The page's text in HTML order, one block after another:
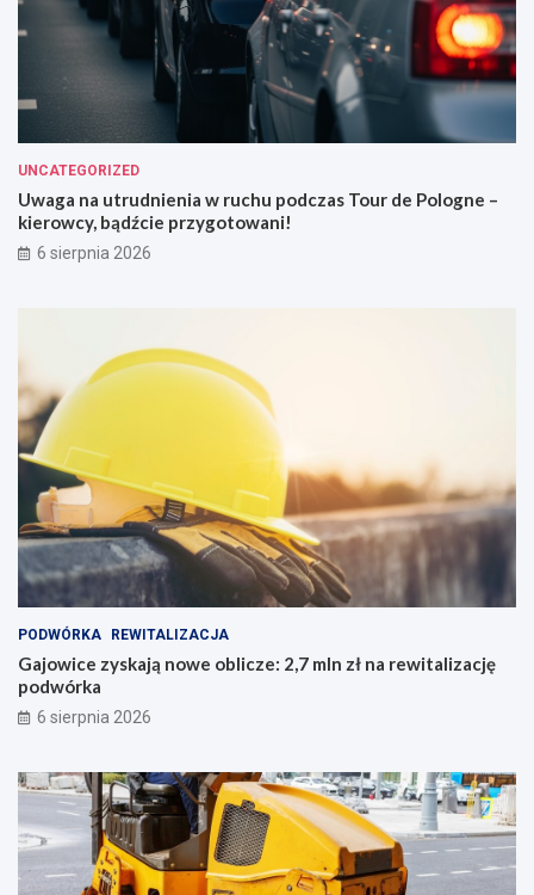
UNCATEGORIZED
Uwaga na utrudnienia w ruchu podczas Tour de Pologne –
kierowcy, bądźcie przygotowani!
6 sierpnia 2026
PODWÓRKA REWITALIZACJA
Gajowice zyskają nowe oblicze: 2,7 mln zł na rewitalizację
podwórka
6 sierpnia 2026